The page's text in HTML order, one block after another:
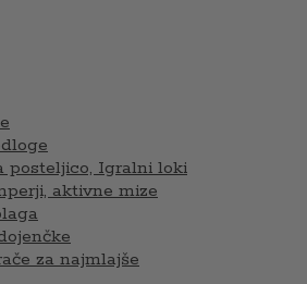
posteljico, Igralni loki
aktivne mize
za najmlajše